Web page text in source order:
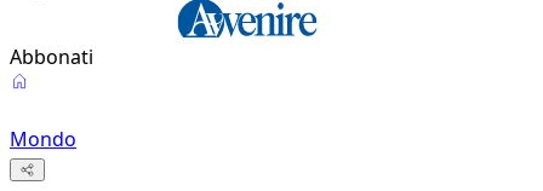
Abbonati
Mondo